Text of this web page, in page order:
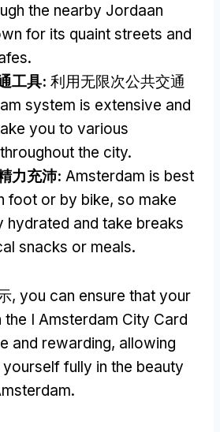
the nearby Jordaan
for its quaint streets and
.
工具: 利用无限次公共交通
system is extensive and
you to various
the city.
力充沛: Amsterdam is best
foot or by bike, so make
hydrated and take breaks
snacks or meals.
, you can ensure that your
I Amsterdam City Card
and rewarding, allowing
fully in the beauty
.